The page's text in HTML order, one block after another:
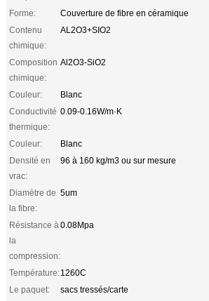
Forme:
Couverture de fibre en céramique
Contenu
chimique:
AL2O3+SIO2
Composition
chimique:
Al2O3-SiO2
Couleur:
Blanc
Conductivité
thermique:
0.09-0.16W/m·K
Couleur:
Blanc
Densité en
vrac:
96 à 160 kg/m3 ou sur mesure
Diamètre de
la fibre:
5um
Résistance à
la
compression:
0.08Mpa
Température:1260C
Le paquet:
sacs tressés/carte